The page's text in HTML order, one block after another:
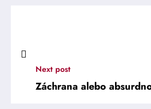
Next post
Záchrana alebo